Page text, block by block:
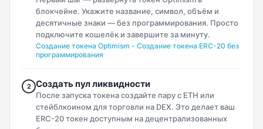
блокчейне. Укажите название, символ, объём и
десятичные знаки — без программирования. Просто
подключите кошелёк и завершите за минуту.
Создание токена Optimism - Создание токена ERC-20 без
программирования
2 Создать пул ликвидности
После запуска токена создайте пару с ETH или
стейблкоином для торговли на DEX. Это делает ваш
ERC-20 токен доступным на децентрализованных